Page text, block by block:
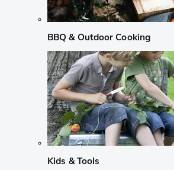
BBQ & Outdoor Cooking
Kids & Tools